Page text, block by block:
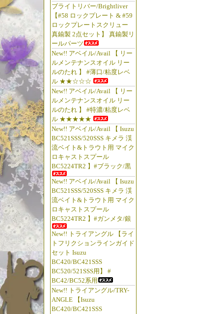
ブライトリバー/Brightliver
【#58 ロックプレート & #59
ロックプレートスクリュー
真鍮製 2点セット】 真鍮製リ
ールパーツ
New!! アベイル/Avail 【 リー
ルメンテナンスオイル リー
ルのたれ 】 #薄口/粘度レベ
ル ★★☆☆☆
New!! アベイル/Avail 【 リー
ルメンテナンスオイル リー
ルのたれ 】 #特濃/粘度レベ
ル ★★★★★
New!! アベイル/Avail 【 Isuzu
BC521SSS/520SSS キメラ 渓
流ベイト&トラウト用 マイク
ロキャストスプール
BC5224TR2 】#ブラック/黒
New!! アベイル/Avail 【 Isuzu
BC521SSS/520SSS キメラ 渓
流ベイト&トラウト用 マイク
ロキャストスプール
BC5224TR2 】#ガンメタ/銀
New!! トライアングル 【ライ
トフリクションラインガイド
セット Isuzu
BC420/BC421SSS
BC520/521SSS用】 #
BC42/BC52系用
New!! トライアングル/TRY-
ANGLE 【Isuzu
BC420/BC421SSS